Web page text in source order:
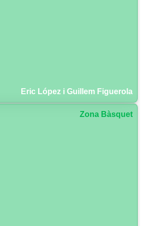
Eric López i Guillem Figuerola
Zona Bàsquet